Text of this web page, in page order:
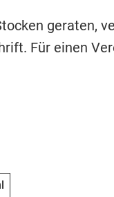
geraten,
Für einen